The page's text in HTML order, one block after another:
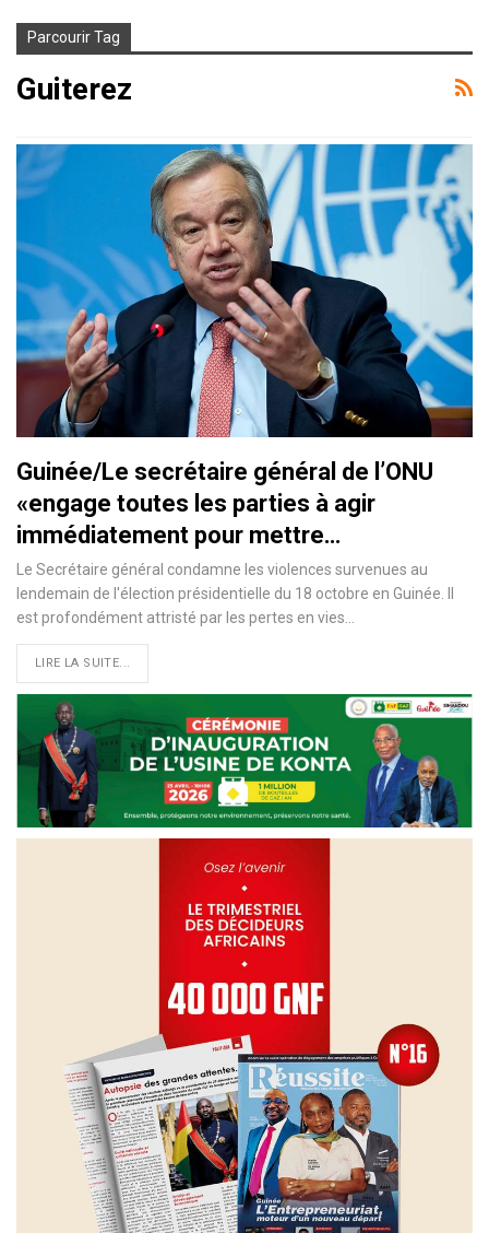
Parcourir Tag
Guiterez
Guinée/Le secrétaire général de l’ONU
«engage toutes les parties à agir
immédiatement pour mettre…
Le Secrétaire général condamne les violences survenues au
lendemain de l'élection présidentielle du 18 octobre en Guinée. Il
est profondément attristé par les pertes en vies
LIRE LA SUITE...